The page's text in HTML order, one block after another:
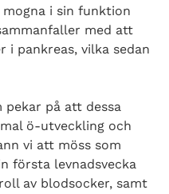
i sin funktion
med att
i pankreas, vilka sedan
pekar på att dessa
ö-utveckling och
vi att möss som
första levnadsvecka
av blodsocker, samt